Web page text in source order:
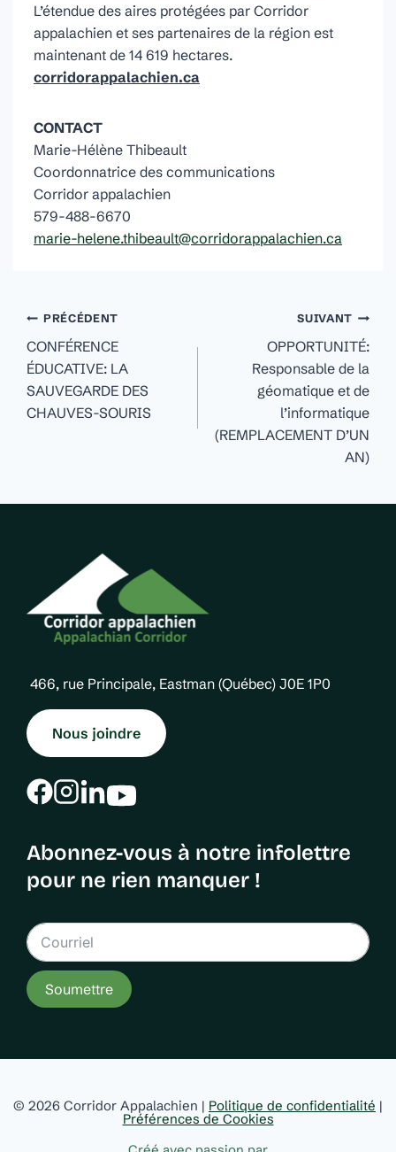
L’étendue des aires protégées par Corridor
appalachien et ses partenaires de la région est
maintenant de 14 619 hectares.
corridorappalachien.ca
CONTACT
Marie-Hélène Thibeault
Coordonnatrice des communications
Corridor appalachien
579-488-6670
marie-helene.thibeault@corridorappalachien.ca
Navigation
de
l'article
PRÉCÉDENT
CONFÉRENCE
ÉDUCATIVE: LA
SAUVEGARDE DES
CHAUVES-SOURIS
SUIVANT
OPPORTUNITÉ:
Responsable de la
géomatique et de
l’informatique
(REMPLACEMENT D’UN
AN)
466, rue Principale, Eastman (Québec) J0E 1P0
Nous joindre
Abonnez-vous à notre infolettre
pour ne rien manquer !
Soumettre
© 2026 Corridor Appalachien | Politique de confidentialité |
Préférences de Cookies